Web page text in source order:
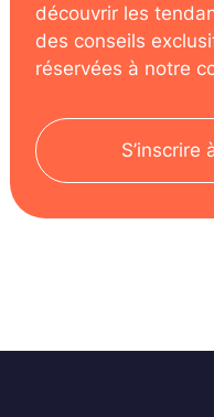
découvrir les
des conseils
réservées à notre
S’inscrire